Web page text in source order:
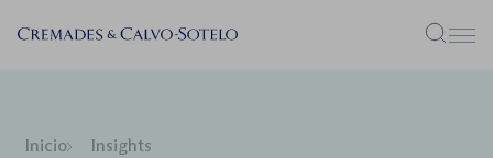
Menú
Inicio
Insights